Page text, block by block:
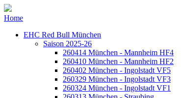
Home
EHC Red Bull München
Saison 2025-26
260414 München - Mannheim HF4
260410 München - Mannheim HF2
260402 München - Ingolstadt VF5
260329 München - Ingolstadt VF3
260324 München - Ingolstadt VF1